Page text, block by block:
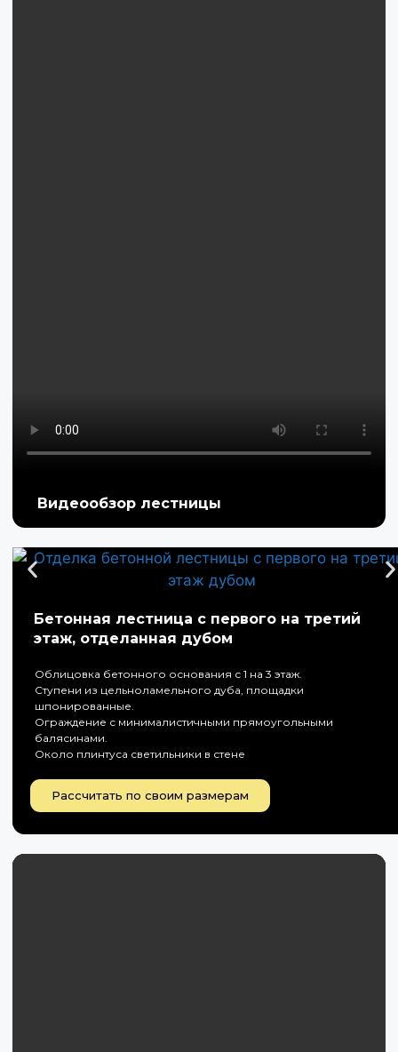
Видеообзор лестницы
Бетонная лестница с первого на третий
этаж, отделанная дубом
Облицовка бетонного основания с 1 на 3 этаж.
Ступени из цельноламельного дуба, площадки
шпонированные.
Ограждение с минималистичными прямоугольными
балясинами.
Около плинтуса светильники в стене
Рассчитать по своим размерам